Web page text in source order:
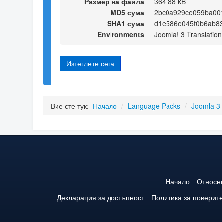
MD5 сума
SHA1 сума
Environments
Joomla! 3
Изтеглете сега
Вие сте тук: Начало / Language Packs / Joomla
Начало
Декларация за достъпност
Политика за